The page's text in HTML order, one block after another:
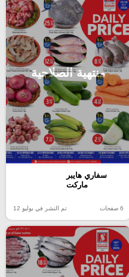
منتهية الصلاحية
سفاري هايبر
ماركت
6 صفحات تم النشر في يوليو 12